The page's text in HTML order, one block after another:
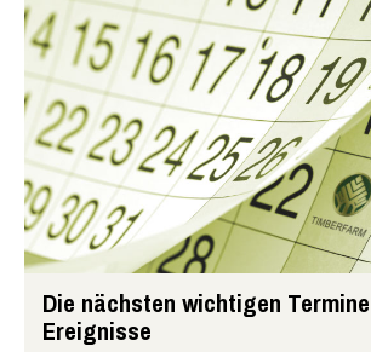
Die nächsten wichtigen
Ereignisse